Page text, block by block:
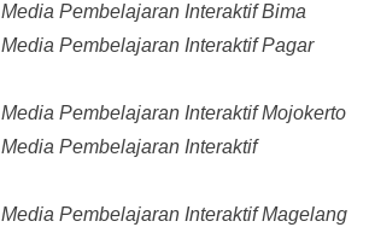
Pembelajaran Interaktif Bima
Pembelajaran Interaktif Pagar
Pembelajaran Interaktif Mojokerto
Pembelajaran Interaktif
Pembelajaran Interaktif Magelang